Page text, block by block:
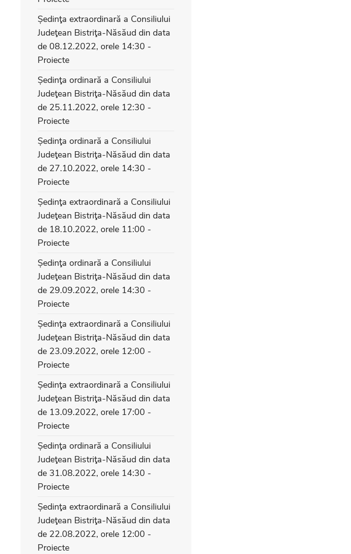
Ședinţa extraordinară a Consiliului
Judeţean Bistriţa-Năsăud din data
de 08.12.2022, orele 14:30 -
Proiecte
Ședinţa ordinară a Consiliului
Judeţean Bistriţa-Năsăud din data
de 25.11.2022, orele 12:30 -
Proiecte
Ședinţa ordinară a Consiliului
Judeţean Bistriţa-Năsăud din data
de 27.10.2022, orele 14:30 -
Proiecte
Ședinţa extraordinară a Consiliului
Judeţean Bistriţa-Năsăud din data
de 18.10.2022, orele 11:00 -
Proiecte
Ședinţa ordinară a Consiliului
Judeţean Bistriţa-Năsăud din data
de 29.09.2022, orele 14:30 -
Proiecte
Ședinţa extraordinară a Consiliului
Judeţean Bistriţa-Năsăud din data
de 23.09.2022, orele 12:00 -
Proiecte
Ședinţa extraordinară a Consiliului
Judeţean Bistriţa-Năsăud din data
de 13.09.2022, orele 17:00 -
Proiecte
Ședinţa ordinară a Consiliului
Judeţean Bistriţa-Năsăud din data
de 31.08.2022, orele 14:30 -
Proiecte
Ședinţa extraordinară a Consiliului
Judeţean Bistriţa-Năsăud din data
de 22.08.2022, orele 12:00 -
Proiecte